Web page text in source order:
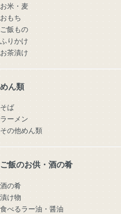
お米・麦
おもち
ご飯もの
ふりかけ
お茶漬け
めん類
そば
ラーメン
その他めん類
ご飯のお供・酒の肴
酒の肴
漬け物
食べるラー油・醤油